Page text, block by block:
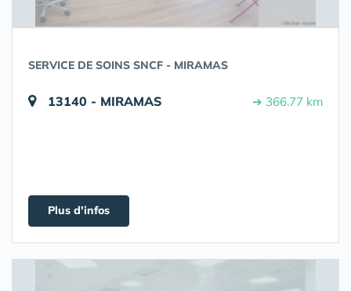
SERVICE DE SOINS SNCF - MIRAMAS
13140 - MIRAMAS ➔ 366.77 km
Plus d'infos